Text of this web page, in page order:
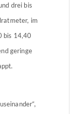
drei bis
im
bis 14,40
geringe